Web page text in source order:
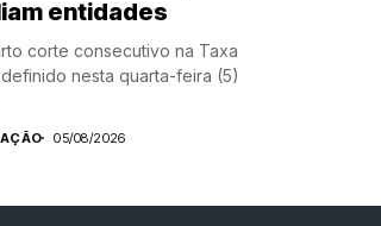
entidades
corte consecutivo na Taxa
nesta quarta-feira (5)
05/08/2026